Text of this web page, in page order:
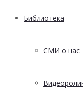
Библиотека
СМИ о нас